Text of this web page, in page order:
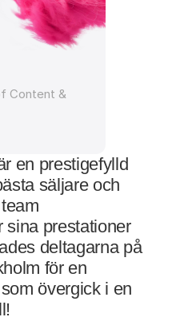
Content &
en prestigefylld
säljare och
sina prestationer
deltagarna på
för en
övergick i en